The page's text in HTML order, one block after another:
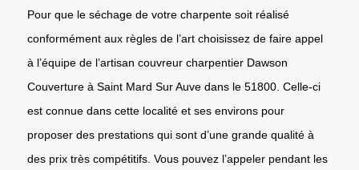
Pour que le séchage de votre charpente soit réalisé
conformément aux règles de l’art choisissez de faire appel
à l’équipe de l’artisan couvreur charpentier Dawson
Couverture à Saint Mard Sur Auve dans le 51800. Celle-ci
est connue dans cette localité et ses environs pour
proposer des prestations qui sont d’une grande qualité à
des prix très compétitifs. Vous pouvez l’appeler pendant les